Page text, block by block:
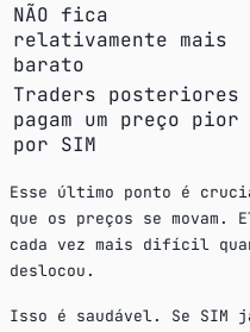
NÃO fica
relativamente mais
barato
Traders posteriores
pagam um preço pior
por SIM
Esse último ponto é
que os preços se movam.
cada vez mais difícil
deslocou.
Isso é saudável. Se SIM